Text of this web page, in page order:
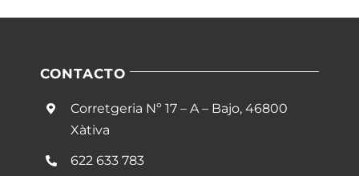
CONTACTO
Corretgeria Nº 17 – A – Bajo, 46800
Xàtiva
622 633 783